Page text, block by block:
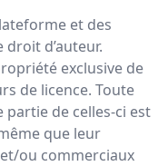
et des
d’auteur.
exclusive de
de licence. Toute
de celles-ci est
que leur
ou commerciaux